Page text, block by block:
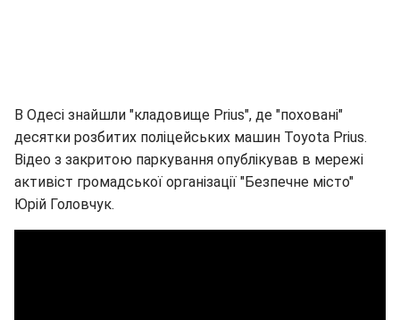
В Одесі знайшли "кладовище Prius", де "поховані"
десятки розбитих поліцейських машин Toyota Prius.
Відео з закритою паркування опублікував в мережі
активіст громадської організації "Безпечне місто"
Юрій Головчук.